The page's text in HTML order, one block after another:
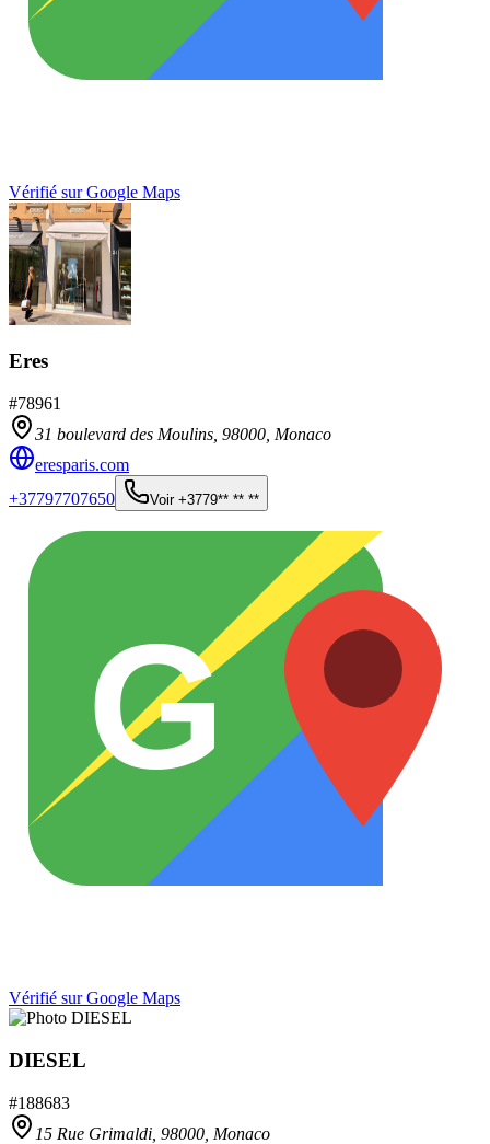
Vérifié sur Google Maps
Eres
#78961
31 boulevard des Moulins, 98000 Monaco
eresparis.com
+37797707650
Voir +3779** ** **
G
Vérifié sur Google Maps
DIESEL
#188683
15 Rue Grimaldi, 98000 Monaco